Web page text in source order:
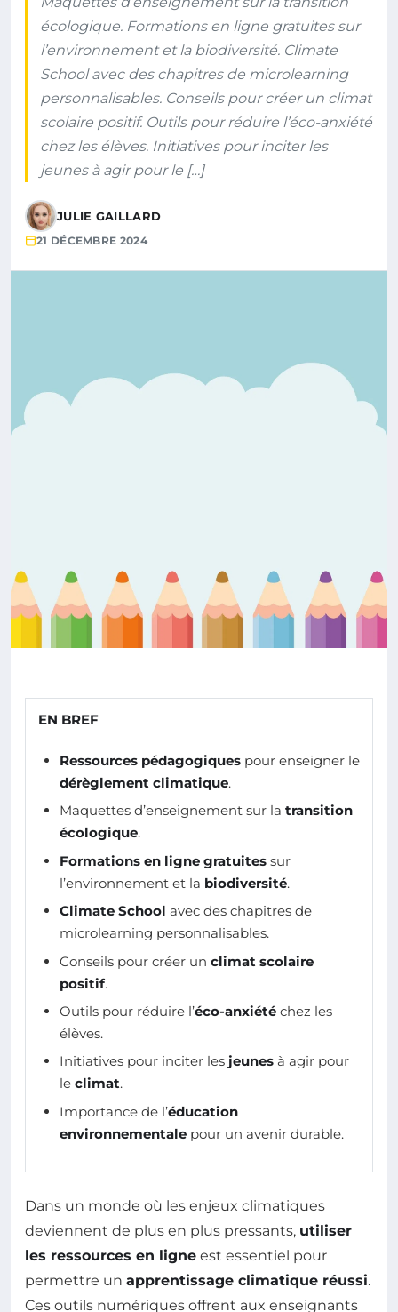
écologique. Formations en ligne gratuites sur
l’environnement et la biodiversité. Climate
School avec des chapitres de microlearning
personnalisables. Conseils pour créer un climat
scolaire positif. Outils pour réduire l’éco-anxiété
chez les élèves. Initiatives pour inciter les
jeunes à agir pour le […]
JULIE GAILLARD
21 DÉCEMBRE 2024
EN BREF
Ressources pédagogiques pour enseigner le
dérèglement climatique.
Maquettes d’enseignement sur la transition
écologique.
Formations en ligne gratuites sur
l’environnement et la biodiversité.
Climate School avec des chapitres de
microlearning personnalisables.
Conseils pour créer un climat scolaire
positif.
Outils pour réduire l’éco-anxiété chez les
élèves.
Initiatives pour inciter les jeunes à agir pour
le climat.
Importance de l’éducation
environnementale pour un avenir durable.
Dans un monde où les enjeux climatiques
deviennent de plus en plus pressants, utiliser
les ressources en ligne est essentiel pour
permettre un apprentissage climatique réussi.
Ces outils numériques offrent aux enseignants